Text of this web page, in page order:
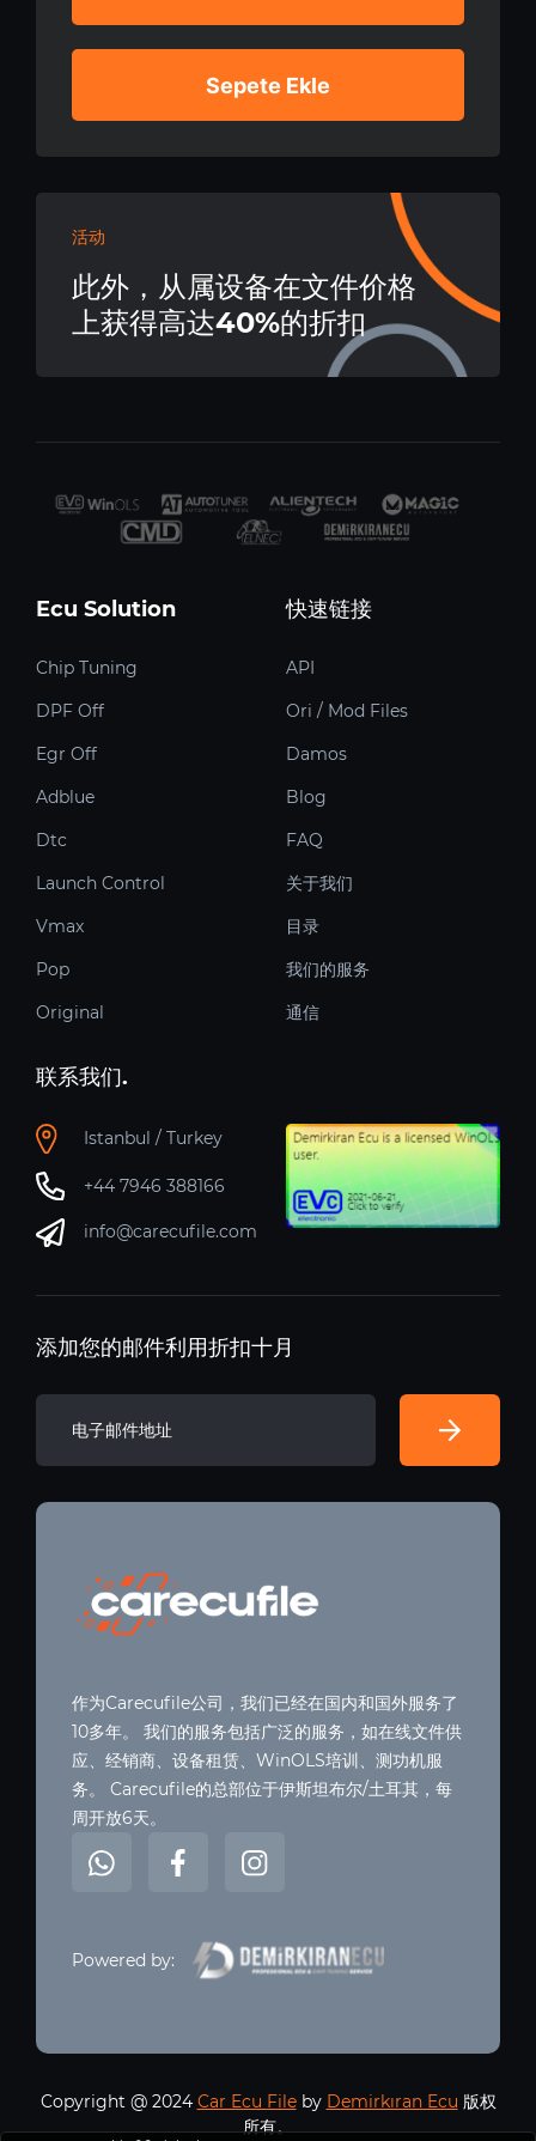
Sepete Ekle
活动
此外，从属设备在文件价格
上获得高达40%的折扣
Ecu Solution
Chip Tuning
DPF Off
Egr Off
Adblue
Dtc
Launch Control
Vmax
Pop
Original
快速链接
API
Ori / Mod Files
Damos
Blog
FAQ
关于我们
目录
我们的服务
通信
联系我们.
Istanbul / Turkey
+44 7946 388166
info@carecufile.com
添加您的邮件利用折扣十月
作为Carecufile公司，我们已经在国内和国外服务了
10多年。 我们的服务包括广泛的服务，如在线文件供
应、经销商、设备租赁、WinOLS培训、测功机服
务。 Carecufile的总部位于伊斯坦布尔/土耳其，每
周开放6天。
Powered by:
Copyright @ 2024 Car Ecu Fileby Demirkıran Ecu 版权
所有。